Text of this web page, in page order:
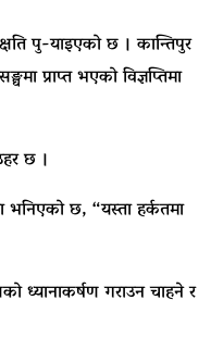
पु-याइएको छ । कान्तिपुर
प्राप्त भएको विज्ञप्तिमा
छ ।
भनिएको छ, “यस्ता हर्कतमा
ध्यानाकर्षण गराउन चाहने र